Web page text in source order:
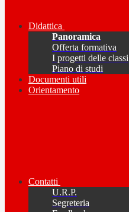
Didattica
Panoramica
Offerta formativa
I progetti delle classi
Piano di studi
Documenti utili
Orientamento
Contatti
U.R.P.
Segreteria